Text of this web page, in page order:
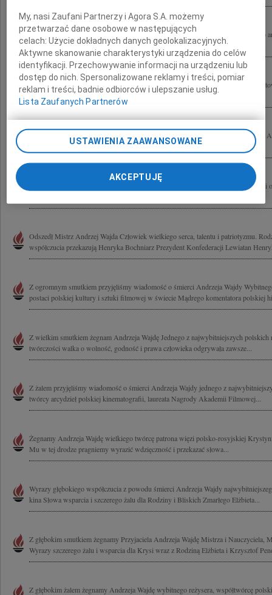
Z ogromnym żalem i poczuciem wielkiej straty żegnam Andrzeja Wajdę wybitnego
naszego przyjaciela. Rodzinie i Bliskim składam wyrazy głębokiego współczucia...
Ogromnie zasmuceni ściskamy gorąco drogą Panią Krysię po stracie wspaniałego
niezwykłego Przyjaciela Pana Andrzeja Wajdy Ania Arendarska, Julia i Camillo.
Krystynie Zachwatowicz wyrazy głębokiego współczucia z powodu śmierci Męża
Smutkiem przepełniła mnie wieść o śmierci Andrzeja Wajdy Żegnaj Mistrzu!
Odszedł Mistrz Andrzej Wajda Człowiek wielkiego serca, talentu i patriotyzmu.
współczucia przekazują Henryka Bochniarz Prezydent Konfederacji Lewiatan
Z ogromnym smutkiem przyjęliśmy wiadomość o śmierci Andrzeja Wajdy
postaci polskiej kultury i sztuki filmowej w świecie Mądrego komentatora polskiej
Z wielkim smutkiem żegnam Andrzeja Wajdę Jednego z najwybitniejszych
twórczości walka o wolność, godność i prawa człowieka odgrywała zawsze...
Z żalem przyjęliśmy wiadomość o śmierci Andrzeja Wajdy jednego z
twórcy arcydzieł polskiej kinematografii, laureata Nagrody Akademii Filmowej...
Żegnamy Andrzeja Wajdę wielkiego twórcę patrona więzi polsko-rosyjskiej
Mu w tej drodze pragniemy wyrazić wdzięczność i przekazać słowa...
Wyrazy głębokiego współczucia z powodu śmierci Andrzeja Wajdy
kina Słowa wsparcia i szczerego żalu dla Rodziny i Bliskich Zmarłego Elżbieta...
Z głębokim smutkiem żegnamy Przyjaciela Andrzeja Wajdę Mistrza i Nauczyciela,
Wyrazy szczerego żalu i wsparcia dla Krysi wraz z Rodziną Elżbieta i Krzysztof
Z głębokim żalem żegnamy Andrzeja Wajdę wybitnego reżysera, współtwórcę
My, nasi Zaufani Partnerzy i Agora S.A. możemy
przetwarzać dane osobowe w następujących
celach:Użycie dokładnych danych geolokalizacyjnych.
Aktywne skanowanie charakterystyki urządzenia do celów
identyfikacji. Przechowywanie informacji na urządzeniu lub
dostęp do nich. Spersonalizowane reklamy i treści, pomiar
reklam i treści, badnie odbiorców i ulepszanie usług.
Lista Zaufanych Partnerów
USTAWIENIA ZAAWANSOWANE
AKCEPTUJĘ